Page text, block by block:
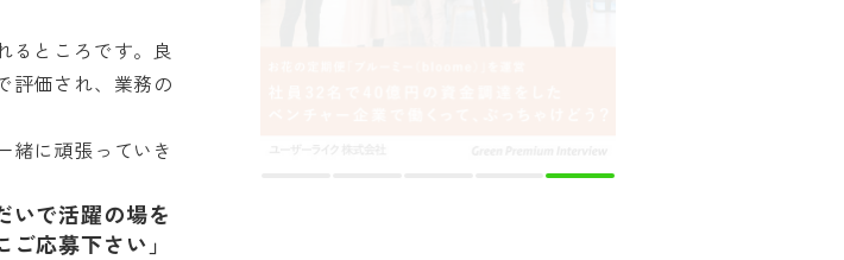
るところです。良
評価され、業務の
緒に頑張っていき
いで活躍の場を
応募下さい」